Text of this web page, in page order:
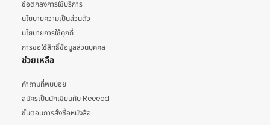
ข้อตกลงการใช้บริการ
นโยบายความเป็นส่วนตัว
นโยบายการใช้คุกกี้
การขอใช้สิทธิ์ข้อมูลส่วนบุคคล
ช่วยเหลือ
คำถามที่พบบ่อย
สมัครเป็นนักเขียนกับ Reeeed
ขั้นตอนการสั่งซื้อหนังสือ